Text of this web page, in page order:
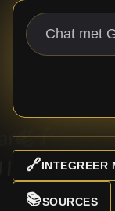
🔗INTEGREER
📚SOURCES